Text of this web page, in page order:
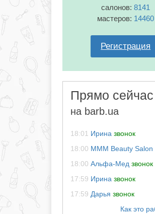
салонов:8141
мастеров: 14460
Регистрация
Прямо сейчас
на barb.ua
18:01 Ирина звонок
18:00 MMM Beauty Salon
18:00 Альфа-Мед звонок
17:59 Ирина звонок
17:59 Дарья звонок